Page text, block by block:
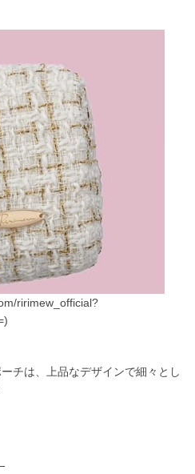
ririmew_official?
チは、上品なデザインで細々とし